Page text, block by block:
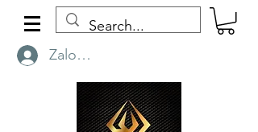
Zaloguj się